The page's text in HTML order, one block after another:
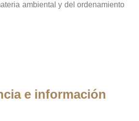
ambiental y del ordenamiento
e información